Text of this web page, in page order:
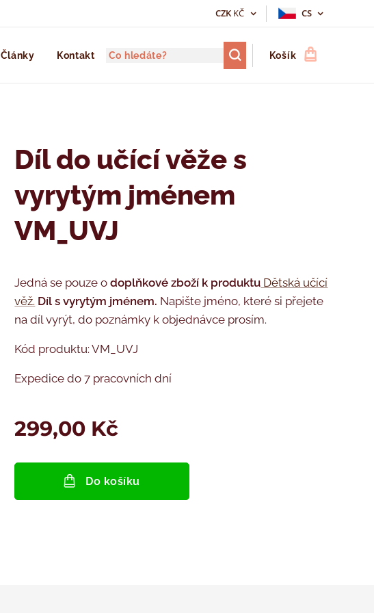
CZK KČ CS
Články Kontakt Košík
Díl do učící věže s
vyrytým jménem
VM_UVJ
Jedná se pouze odoplňkové zboží k produktu Dětská učící
věž. Díl s vyrytým jménem. Napište jméno, které si přejete
na díl vyrýt, do poznámky k objednávce prosím.
Kód produktu: VM_UVJ
Expedice do 7 pracovních dní
299,00 Kč
Do košíku